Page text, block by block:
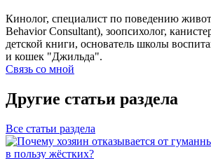
Кинолог, специалист по поведению
Behavior Consultant), зоопсихолог,
детской книги, основатель школы
и кошек "Джильда".
Связь со мной
Другие статьи раздела
Все статьи раздела